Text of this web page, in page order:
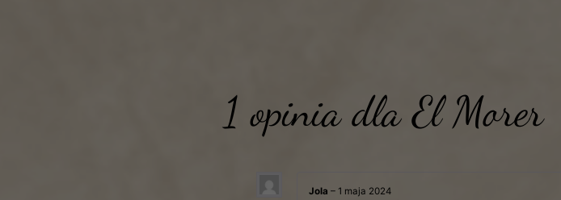
1 opinia dlaEl Morer
Jola – 1 maja 2024